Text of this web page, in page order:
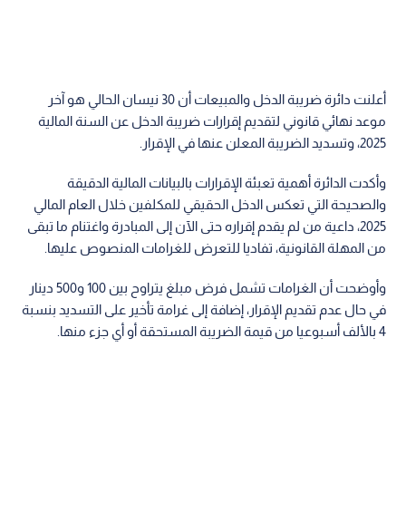
أعلنت دائرة ضريبة الدخل والمبيعات أن 30 نيسان الحالي هو آخر
موعد نهائي قانوني لتقديم إقرارات ضريبة الدخل عن السنة المالية
2025، وتسديد الضريبة المعلن عنها في الإقرار.
وأكدت الدائرة أهمية تعبئة الإقرارات بالبيانات المالية الدقيقة
والصحيحة التي تعكس الدخل الحقيقي للمكلفين خلال العام المالي
2025، داعية من لم يقدم إقراره حتى الآن إلى المبادرة واغتنام ما تبقى
من المهلة القانونية، تفاديا للتعرض للغرامات المنصوص عليها.
وأوضحت أن الغرامات تشمل فرض مبلغ يتراوح بين 100 و500 دينار
في حال عدم تقديم الإقرار، إضافة إلى غرامة تأخير على التسديد بنسبة
4 بالألف أسبوعيا من قيمة الضريبة المستحقة أو أي جزء منها.